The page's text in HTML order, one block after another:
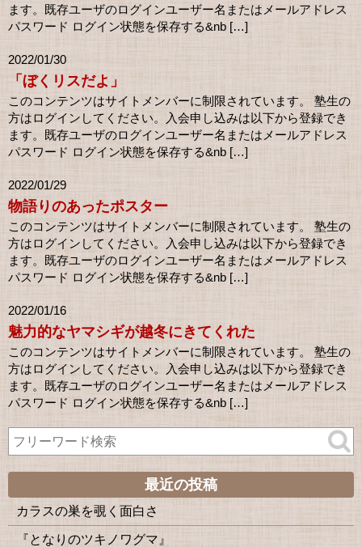
ます。既存ユーザのログインユーザー名またはメールアドレス
パスワード ログイン状態を保存する&nb […]
2022/01/30
「ぼくリスだよ」
このコンテンツはサイトメンバーに制限されています。 塾生の
方はログインしてください。入会申し込みは以下から登録でき
ます。既存ユーザのログインユーザー名またはメールアドレス
パスワード ログイン状態を保存する&nb […]
2022/01/29
物語りのあったポスター
このコンテンツはサイトメンバーに制限されています。 塾生の
方はログインしてください。入会申し込みは以下から登録でき
ます。既存ユーザのログインユーザー名またはメールアドレス
パスワード ログイン状態を保存する&nb […]
2022/01/16
魅力的なヤマシギが越冬にきてくれた
このコンテンツはサイトメンバーに制限されています。 塾生の
方はログインしてください。入会申し込みは以下から登録でき
ます。既存ユーザのログインユーザー名またはメールアドレス
パスワード ログイン状態を保存する&nb […]
最近の投稿
カラスの巣を覗く面白さ
『となりのツキノワグマ』